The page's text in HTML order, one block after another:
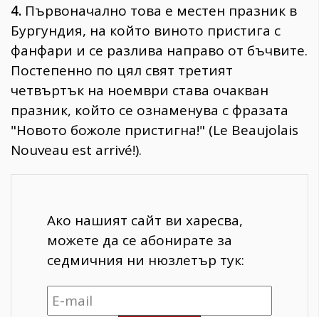
4. Първоначално това е местен празник в
Бургундия, на който виното пристига с
фанфари и се разлива направо от бъчвите.
Постепенно по цял свят третият
четвъртък на ноември става очакван
празник, който се ознаменува с фразата
"Новото божоле пристигна!" (Le Beaujolais
Nouveau est arrivé!).
Ако нашият сайт ви харесва,
можете да се абонирате за
седмичния ни нюзлетър тук: